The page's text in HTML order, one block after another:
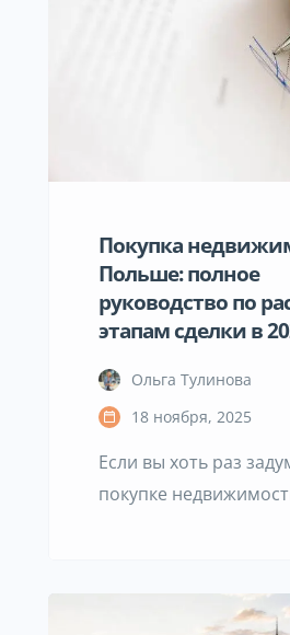
Покупка
Польше: полное
руководство по
этапам сделки в
Ольга Тулинова
18 ноября, 2025
Если вы хоть раз
покупке
оформленными
часто скрывается